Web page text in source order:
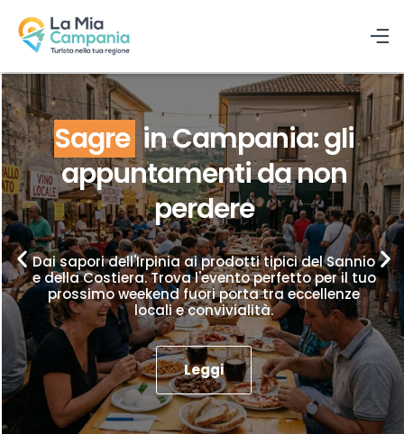
Sagre in Campania: gli
appuntamenti da non
perdere
Dai sapori dell'Irpinia ai prodotti tipici del Sannio
e della Costiera. Trova l'evento perfetto per il tuo
prossimo weekend fuori porta tra eccellenze
locali e convivialità.
Leggi